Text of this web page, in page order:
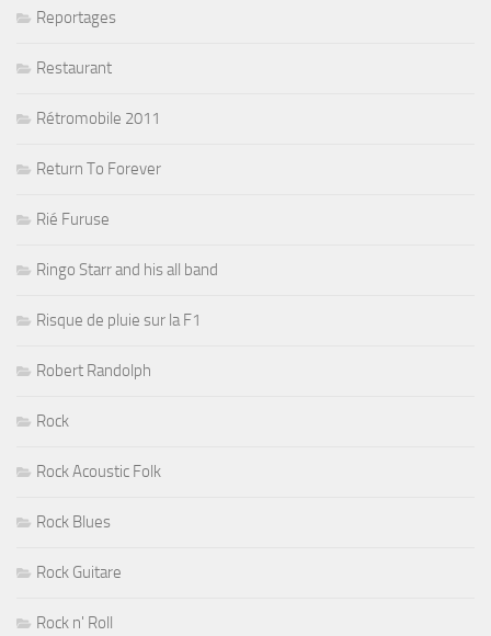
Reportages
Restaurant
Rétromobile 2011
Return To Forever
Rié Furuse
Ringo Starr and his all band
Risque de pluie sur la F1
Robert Randolph
Rock
Rock Acoustic Folk
Rock Blues
Rock Guitare
Rock n' Roll